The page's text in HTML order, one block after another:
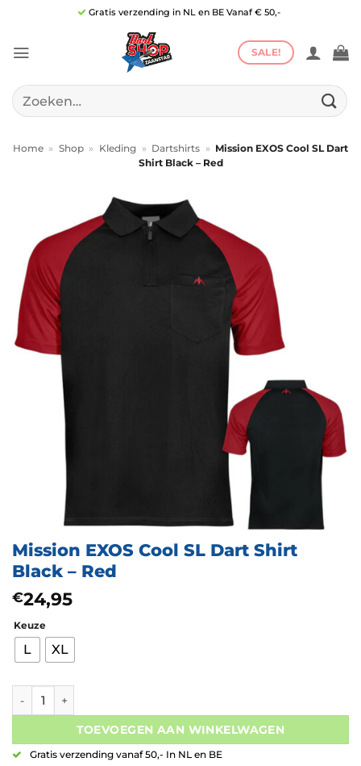
inhoud
Gratis verzending in NL en BE Vanaf € 50,-
SALE!
Zoeken
naar:
Home » Shop » Kleding » Dartshirts » Mission EXOS Cool SL Dart
Shirt Black – Red
Mission EXOS Cool SL Dart Shirt
Black – Red
€24,95
Keuze
L XL
Mission EXOS Cool SL Dart Shirt Black - Red aantal
TOEVOEGEN AAN WINKELWAGEN
Gratis verzending vanaf 50,- In NL en BE